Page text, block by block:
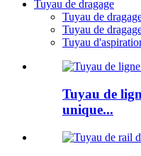
Tuyau de dragage
Tuyau de
Tuyau de
Tuyau
Tuyau de
unique...